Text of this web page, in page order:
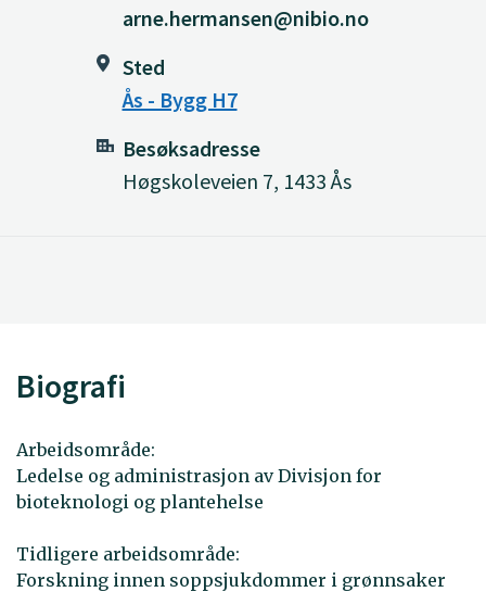
arne.hermansen@nibio.no
Sted
Ås - Bygg H7
Besøksadresse
Høgskoleveien 7, 1433 Ås
Biografi
Arbeidsområde:
Ledelse og administrasjon av Divisjon for
bioteknologi og plantehelse
Tidligere arbeidsområde:
Forskning innen soppsjukdommer i grønnsaker